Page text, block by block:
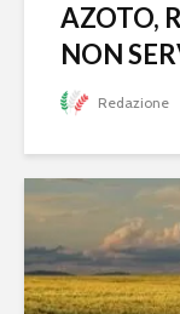
AZOTO,
NON
Redazione